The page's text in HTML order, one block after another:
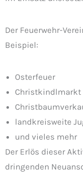
Der Feuerwehr-
Beispiel:
Osterfeuer
Christkindlmarkt
landkreisweite
und vieles mehr
Der Erlös dieser
dringenden